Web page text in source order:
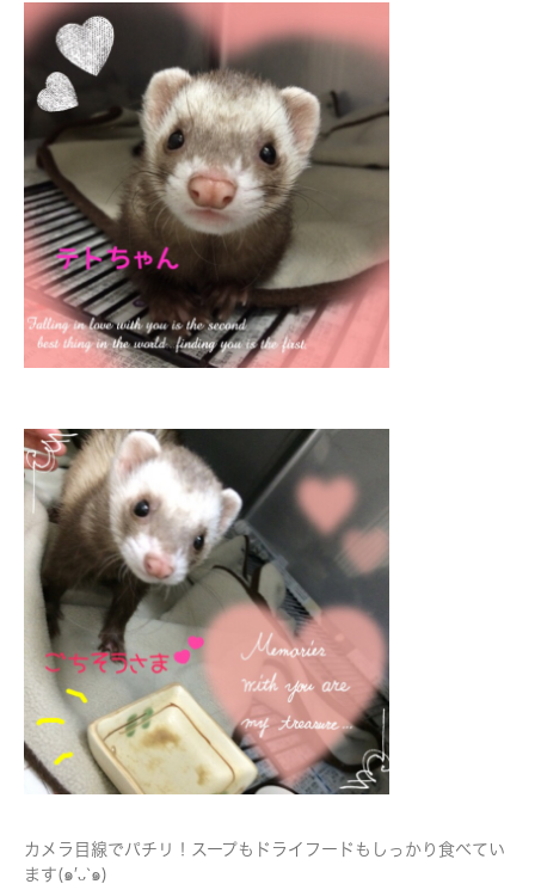
カメラ目線でパチリ！スープもドライフードもしっかり食べてい
ます(๑′ᴗ‵๑)